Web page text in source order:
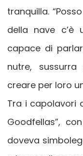
tranquilla.
della nave c’è
capace di
nutre,
creare per loro
Tra i capolavori
Goodfellas”,
doveva